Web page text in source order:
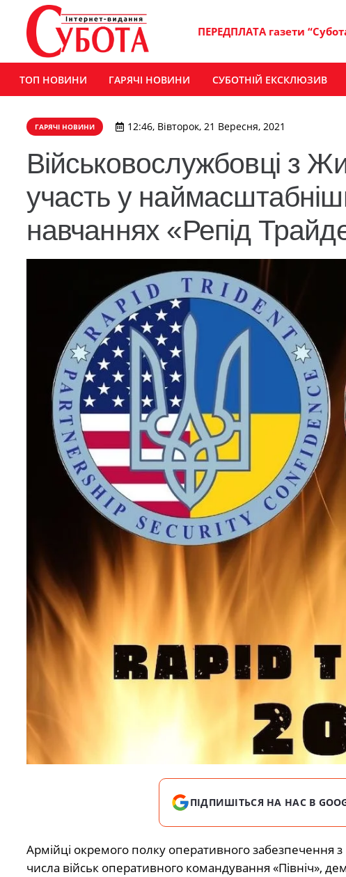
ПЕРЕДПЛАТА газети
ТОП НОВИНИ ГАРЯЧІ НОВИНИ СУБОТНІЙ ЕКСКЛЮЗИВ
ГАРЯЧІ НОВИНИ 12:46, Вівторок, 21 Вересня, 2021
Військовослужбовці з
участь у
навчаннях «Репід
ПІДПИШІТЬСЯ НА НАС В
Армійці окремого полку оперативного забезпечення
числа військ оперативного командування «Північ»,